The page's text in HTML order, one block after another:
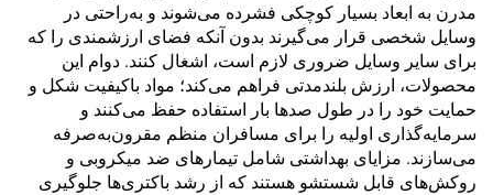
مدرن به ابعاد بسیار کوچکی فشرده می‌شوند و به‌راحتی در
وسایل شخصی قرار می‌گیرند بدون آنکه فضای ارزشمندی را که
برای سایر وسایل ضروری لازم است، اشغال کنند. دوام این
محصولات، ارزش بلندمدتی فراهم می‌کند؛ مواد باکیفیت شکل و
حمایت خود را در طول صدها بار استفاده حفظ می‌کنند و
سرمایه‌گذاری اولیه را برای مسافران منظم مقرون‌به‌صرفه
می‌سازند. مزایای بهداشتی شامل تیمارهای ضد میکروبی و
روکش‌های قابل شستشو هستند که از رشد باکتری‌ها جلوگیری